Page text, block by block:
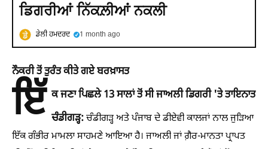
ਡਿਗਰੀਆਂ ਨਿੱਕਲ਼ੀਆਂ ਨਕਲੀ
ਡੇਲੀ ਹਮਦਰਦ 1 month ago
ਨੌਕਰੀ ਤੋਂ ਤੁਰੰਤ ਕੀਤੇ ਗਏ ਬਰਖ਼ਾਸਤ
ਇੱ ਕ ਜਣਾ ਪਿਛਲੇ 13 ਸਾਲਾਂ ਤੋਂ ਸੀ ਜਾਅਲੀ ਡਿਗਰੀ 'ਤੇ ਤਾਇਨਾਤ
ਚੰਡੀਗੜ੍ਹ:ਚੰਡੀਗੜ੍ਹ ਅਤੇ ਪੰਜਾਬ ਦੇ ਡੀਏਵੀ ਕਾਲਜਾਂ ਨਾਲ ਜੁੜਿਆ
ਇੱਕ ਗੰਭੀਰ ਮਾਮਲਾ ਸਾਹਮਣੇ ਆਇਆ ਹੈ। ਜਾਅਲੀ ਜਾਂ ਗ਼ੈਰ-ਮਾਨਤਾ ਪ੍ਰਾਪਤ